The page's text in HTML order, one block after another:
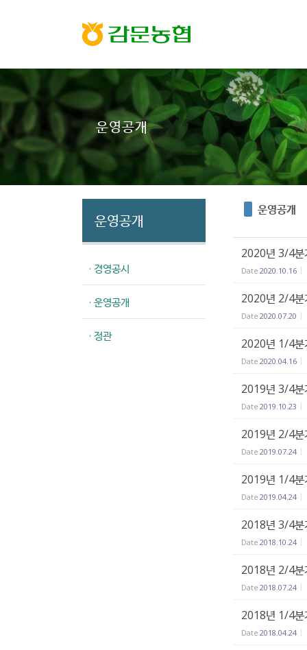
운영공개
운영공개
· 경영공시
· 운영공개
· 정관
운영공개
2020년 3/4분
Date 2020.10.16
2020년 2/4분
Date 2020.07.20
2020년 1/4분
Date 2020.04.16
2019년 3/4분
Date 2019.10.23
2019년 2/4분
Date 2019.07.24
2019년 1/4분
Date 2019.04.24
2018년 3/4분
Date 2018.10.24
2018년 2/4분
Date 2018.07.24
2018년 1/4분
Date 2018.04.24